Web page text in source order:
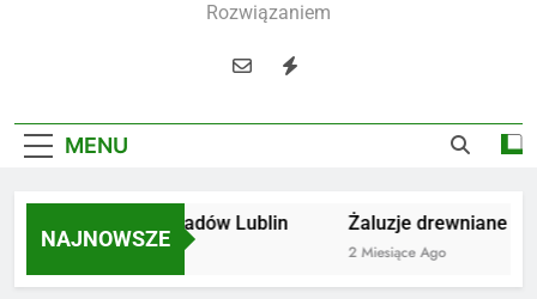
Rozwiązaniem
MENU
NAJNOWSZE
Utylizacja odpadów Lublin
2 Miesiące Ago
Żaluzje drewniane
2 Miesiące Ago